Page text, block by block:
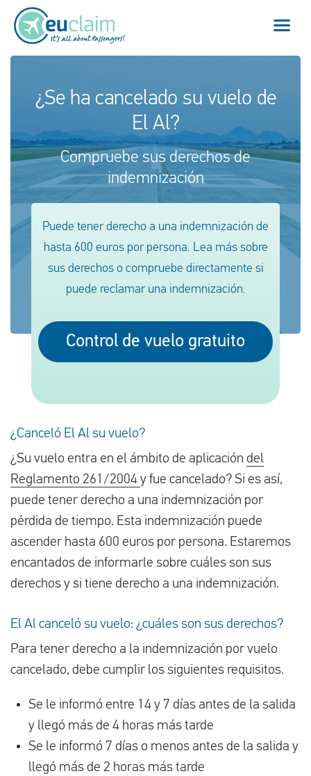
Comprobar la compensación
Póngase en contacto con
Español
Vuelo cancelado
Conexión perdida
Nuestro servicio
¿Se ha cancelado su vuelo de
El Al?
Compruebe sus derechos de
indemnización
Puede tener derecho a una indemnización de
hasta 600 euros por persona. Lea más sobre
sus derechos o compruebe directamente si
puede reclamar una indemnización.
Control de vuelo gratuito
¿Canceló El Al su vuelo?
¿Su vuelo entra en el ámbito de aplicación del
Reglamento 261/2004 y fue cancelado? Si es así,
puede tener derecho a una indemnización por
pérdida de tiempo. Esta indemnización puede
ascender hasta 600 euros por persona. Estaremos
encantados de informarle sobre cuáles son sus
derechos y si tiene derecho a una indemnización.
El Al canceló su vuelo: ¿cuáles son sus derechos?
Para tener derecho a la indemnización por vuelo
cancelado, debe cumplir los siguientes requisitos.
Se le informó entre 14 y 7 días antes de la salida
y llegó más de 4 horas más tarde
Se le informó 7 días o menos antes de la salida y
llegó más de 2 horas más tarde